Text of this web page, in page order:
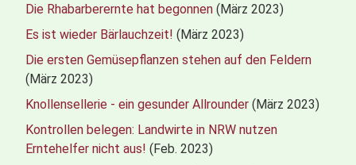
Die Rhabarberernte hat begonnen (März 2023)
Es ist wieder Bärlauchzeit! (März 2023)
Die ersten Gemüsepflanzen stehen auf den Feldern
(März 2023)
Knollensellerie - ein gesunder Allrounder (März 2023)
Kontrollen belegen: Landwirte in NRW nutzen
Erntehelfer nicht aus! (Feb. 2023)